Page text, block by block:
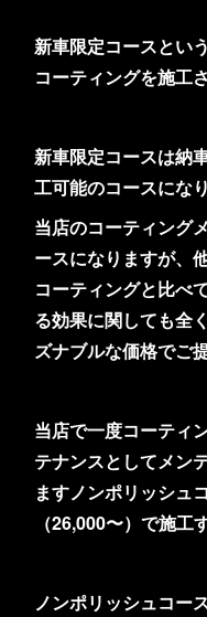
新車限定コースとい
コーティングを施工
新車限定コースは納
工可能のコースにな
当店のコーティング
ースになりますが、
コーティングと比べ
る効果に関しても全
ズナブルな価格でご
当店で一度コーティ
テナンスとしてメン
ますノンポリッシュ
（26,000〜）で施工
ノンポリッシュコー